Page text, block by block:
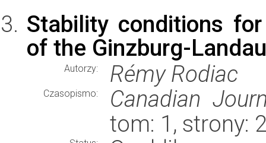
Stability conditions
of the Ginzburg-
Autorzy: Rémy Rodiac
Czasopismo:
Canadian
tom: 1, strony: